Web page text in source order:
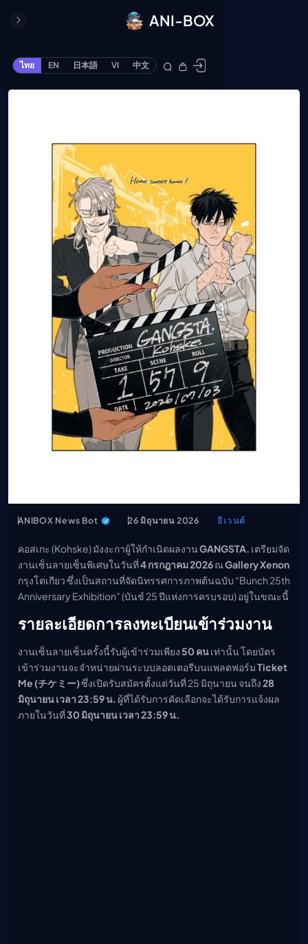
ข้ามไปยังเนื้อหา
ANI-BOX
ไทย EN 日本語 VI 中文
ปิด
ONE PIECE
Cardgame
Deck Builder
Deck Library
Deck Share
PREMIUM SERVICE
ทีวีออนไลน์
แนะนำรายการทีวี
อนิเมะ
ตารางออกอากาศอนิ
เมะ (คืนนี้)
ตารางออกอากาศอนิ
เมะ
ANIBOX News Bot 26 มิถุนายน 2026 อีเวนต์
คอสเกะ (Kohske) มังงะกาผู้ให้กำเนิดผลงานGANGSTA. เตรียมจัด
งานเซ็นลายเซ็นพิเศษในวันที่4 กรกฎาคม 2026ณGallery Xenon
กรุงโตเกียว ซึ่งเป็นสถานที่จัดนิทรรศการภาพต้นฉบับ “Bunch 25th
Anniversary Exhibition” (บันช์ 25 ปีแห่งการครบรอบ) อยู่ในขณะนี้
รายละเอียดการลงทะเบียนเข้าร่วมงาน
งานเซ็นลายเซ็นครั้งนี้รับผู้เข้าร่วมเพียง50 คนเท่านั้น โดยบัตร
เข้าร่วมงานจะจำหน่ายผ่านระบบลอตเตอรีบนแพลตฟอร์มTicket
Me (チケミー)ซึ่งเปิดรับสมัครตั้งแต่วันที่ 25 มิถุนายน จนถึง28
มิถุนายน เวลา 23:59 น. ผู้ที่ได้รับการคัดเลือกจะได้รับการแจ้งผล
ภายในวันที่30 มิถุนายน เวลา 23:59 น.